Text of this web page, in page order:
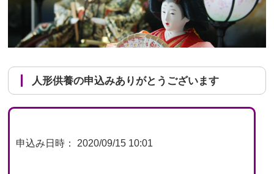
人形供養の申込みありがとうございます
申込み日時： 2020/09/15 10:01